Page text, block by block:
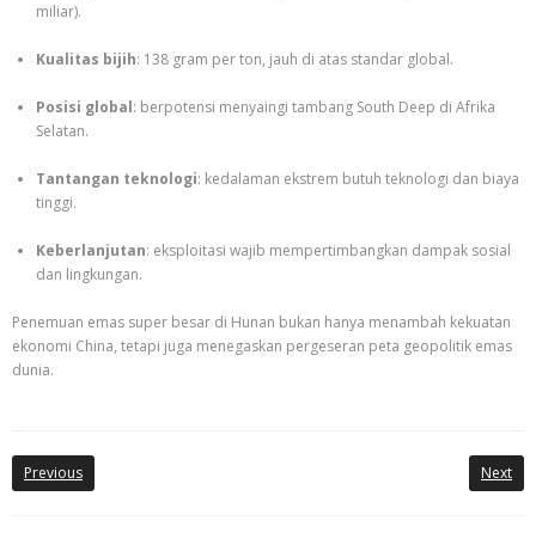
miliar).
Kualitas bijih: 138 gram per ton, jauh di atas standar global.
Posisi global: berpotensi menyaingi tambang South Deep di Afrika
Selatan.
Tantangan teknologi: kedalaman ekstrem butuh teknologi dan biaya
tinggi.
Keberlanjutan: eksploitasi wajib mempertimbangkan dampak sosial
dan lingkungan.
Penemuan emas super besar di Hunan bukan hanya menambah kekuatan
ekonomi China, tetapi juga menegaskan pergeseran peta geopolitik emas
dunia.
Previous Next